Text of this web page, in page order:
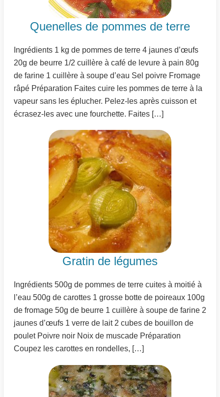
Quenelles de pommes de terre
Ingrédients 1 kg de pommes de terre 4 jaunes d’œufs
20g de beurre 1/2 cuillère à café de levure à pain 80g
de farine 1 cuillère à soupe d’eau Sel poivre Fromage
râpé Préparation Faites cuire les pommes de terre à la
vapeur sans les éplucher. Pelez-les après cuisson et
écrasez-les avec une fourchette. Faites […]
Gratin de légumes
Ingrédients 500g de pommes de terre cuites à moitié à
l’eau 500g de carottes 1 grosse botte de poireaux 100g
de fromage 50g de beurre 1 cuillère à soupe de farine 2
jaunes d’œufs 1 verre de lait 2 cubes de bouillon de
poulet Poivre noir Noix de muscade Préparation
Coupez les carottes en rondelles, […]